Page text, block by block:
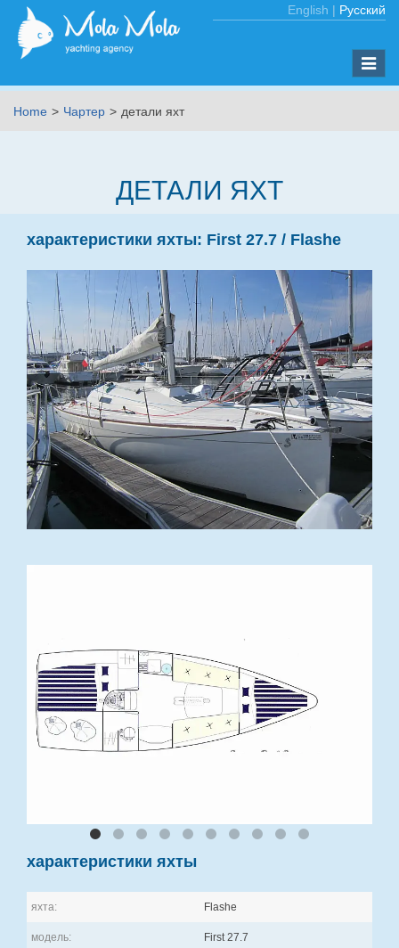
English | Русский
Toggle
Home
Чартер детали яхт
ДЕТАЛИ ЯХТ
характеристики яхты: First 27.7 / Flashe
характеристики яхты
яхта: Flashe
модель: First 27.7